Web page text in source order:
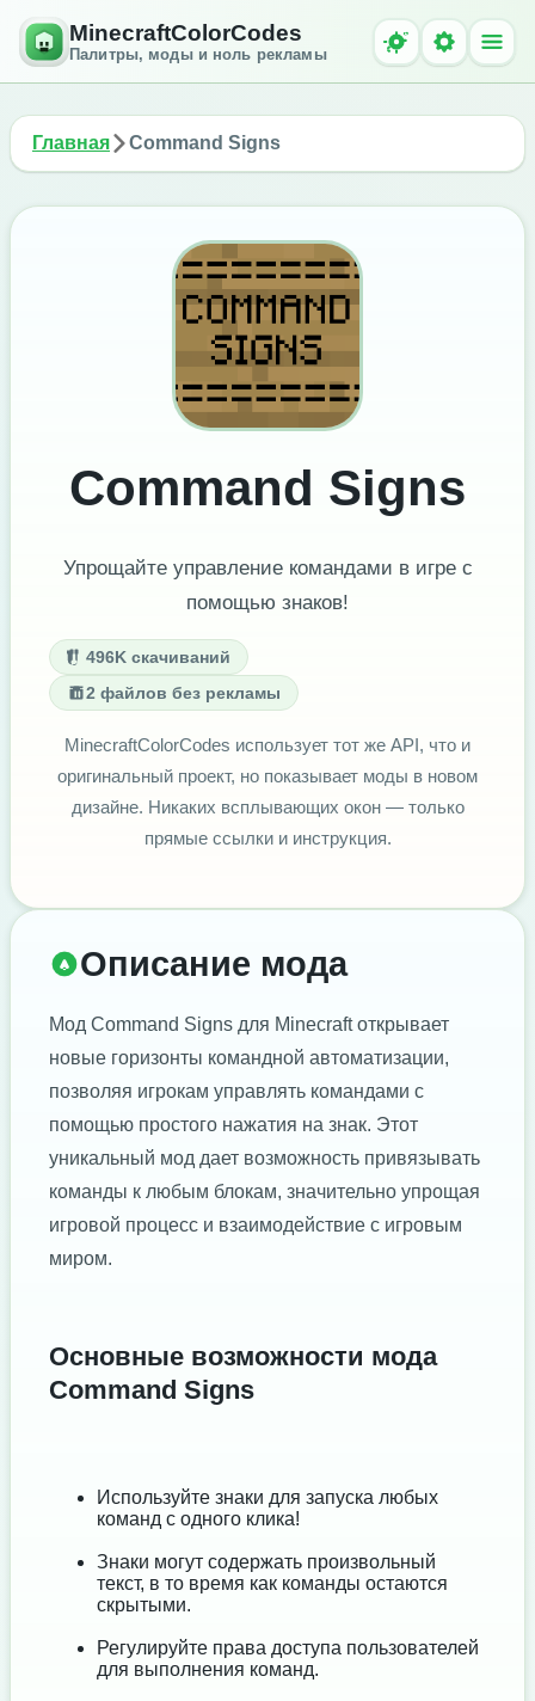
MinecraftColorCodes
Палитры, моды и ноль рекламы
Главная Command Signs
Command Signs
Упрощайте управление командами в игре с
помощью знаков!
496K скачиваний
2 файлов без рекламы
MinecraftColorCodes использует тот же API, что и
оригинальный проект, но показывает моды в новом
дизайне. Никаких всплывающих окон — только
прямые ссылки и инструкция.
Описание мода
Мод Command Signs для Minecraft открывает
новые горизонты командной автоматизации,
позволяя игрокам управлять командами с
помощью простого нажатия на знак. Этот
уникальный мод дает возможность привязывать
команды к любым блокам, значительно упрощая
игровой процесс и взаимодействие с игровым
миром.
Основные возможности мода
Command Signs
Используйте знаки для запуска любых
команд с одного клика!
Знаки могут содержать произвольный
текст, в то время как команды остаются
скрытыми.
Регулируйте права доступа пользователей
для выполнения команд.